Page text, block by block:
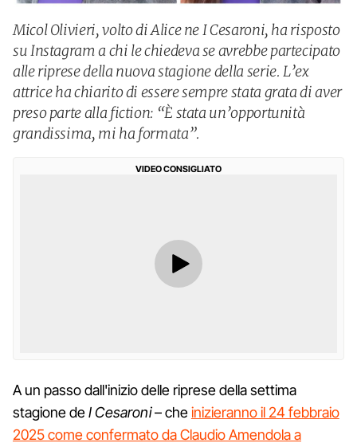
Micol Olivieri, volto di Alice ne I Cesaroni, ha risposto
su Instagram a chi le chiedeva se avrebbe partecipato
alle riprese della nuova stagione della serie. L’ex
attrice ha chiarito di essere sempre stata grata di aver
preso parte alla fiction: “È stata un’opportunità
grandissima, mi ha formata”.
VIDEO CONSIGLIATO
A un passo dall'inizio delle riprese della settima
stagione deI Cesaroni– cheinizieranno il 24 febbraio
2025 come confermato da Claudio Amendola a